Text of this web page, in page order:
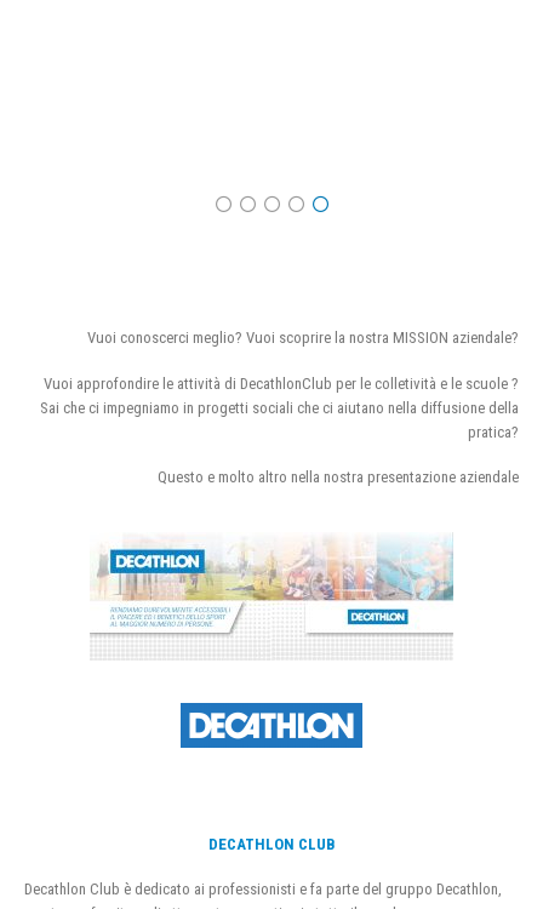
Vuoi conoscerci meglio? Vuoi scoprire la nostra MISSION aziendale?
Vuoi approfondire le attività di DecathlonClub per le colletività e le scuole ?
Sai che ci impegniamo in progetti sociali che ci aiutano nella diffusione della
pratica?
Questo e molto altro nella nostra presentazione aziendale
DECATHLON CLUB
Decathlon Club è dedicato ai professionisti e fa parte del gruppo Decathlon,